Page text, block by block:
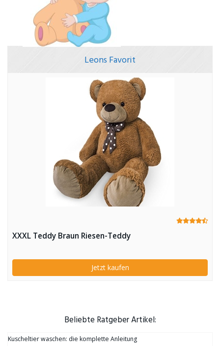
Leons Favorit
XXXL Teddy Braun Riesen-Teddy
Jetzt kaufen
Beliebte Ratgeber Artikel:
Kuscheltier waschen: die komplette Anleitung